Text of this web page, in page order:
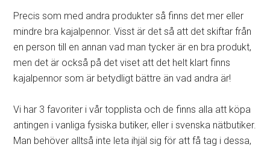
Precis som med andra produkter så finns det mer eller
mindre bra kajalpennor. Visst är det så att det skiftar från
en person till en annan vad man tycker är en bra produkt,
men det är också på det viset att det helt klart finns
kajalpennor som är betydligt bättre än vad andra är!
Vi har 3 favoriter i vår topplista och de finns alla att köpa
antingen i vanliga fysiska butiker, eller i svenska nätbutiker.
Man behöver alltså inte leta ihjäl sig för att få tag i dessa,